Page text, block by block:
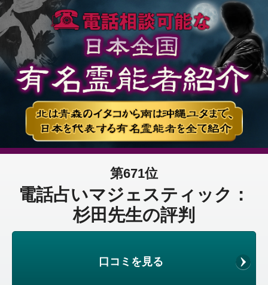
第671位
電話占いマジェスティック：
杉田先生の評判
口コミを見る